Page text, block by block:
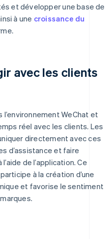
et développer une base de
à une croissance du
avec les clients
WeChat et
réel avec les clients. Les
directement avec ces
d’assistance et faire
de l’application. Ce
à la création d’une
et favorise le sentiment